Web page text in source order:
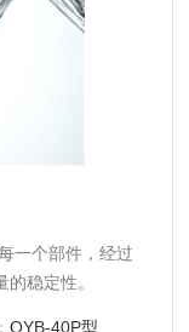
一个部件，经过
稳定性。
QYB-40P型